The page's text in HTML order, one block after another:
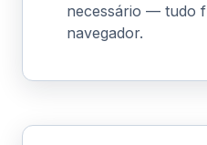
necessário — tudo
navegador.